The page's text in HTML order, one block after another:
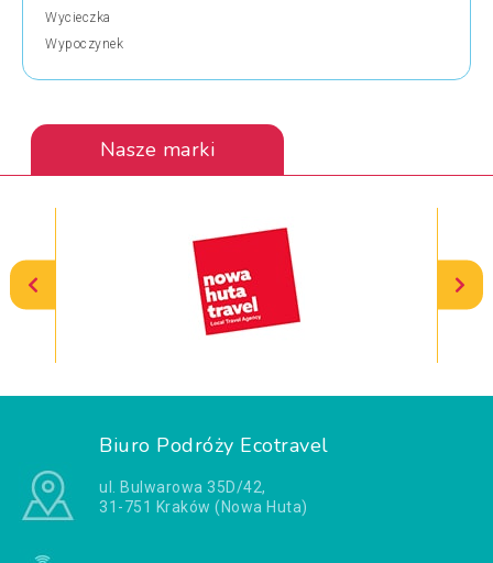
Wycieczka
Wypoczynek
Nasze marki
Biuro Podróży Ecotravel
ul. Bulwarowa 35D/42,
31-751 Kraków (Nowa Huta)